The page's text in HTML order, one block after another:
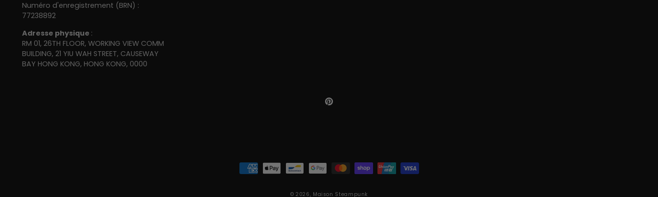
Numéro d'enregistrement (BRN) :
77238892
Adresse physique :
RM 01, 26TH FLOOR, WORKING VIEW COMM
BUILDING, 21 YIU WAH STREET, CAUSEWAY
BAY HONG KONG, HONG KONG, 0000
Pinterest
© 2026, Maison Steampunk